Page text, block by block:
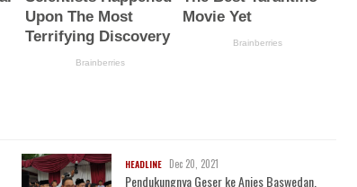
HEADLINE Dec 20, 2021
Pendukungnya Geser ke Anies Baswedan,